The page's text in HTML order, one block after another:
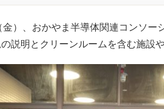
）、おかやま半導体関連コンソー
説明とクリーンルームを含む施設